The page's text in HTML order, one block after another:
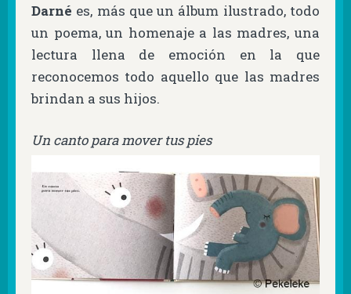
Darné es, más que un álbum ilustrado, todo
un poema, un homenaje a las madres, una
lectura llena de emoción en la que
reconocemos todo aquello que las madres
brindan a sus hijos.
Un canto para mover tus pies